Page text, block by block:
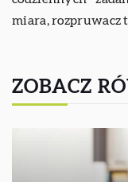
miara, rozpruwacz
ZOBACZ